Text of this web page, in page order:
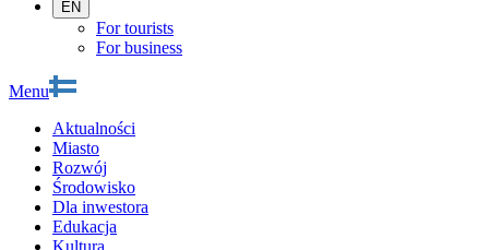
EN
For tourists
For business
Menu
Aktualności
Miasto
Rozwój
Środowisko
Dla inwestora
Edukacja
Kultura